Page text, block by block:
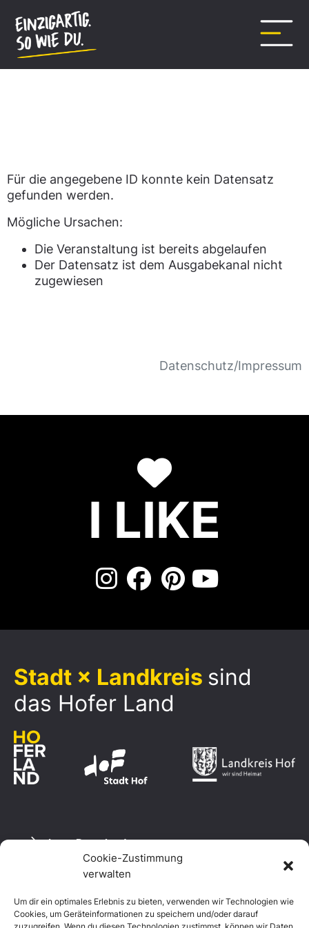
Cookie-Zustimmung
verwalten
Um dir ein optimales Erlebnis zu bieten, verwenden wir Technologien wie
Cookies, um Geräteinformationen zu speichern und/oder darauf
springen
Für die angegebene ID konnte kein Datensatz
gefunden werden.
Mögliche Ursachen:
Die Veranstaltung ist bereits abgelaufen
Der Datensatz ist dem Ausgabekanal nicht
zugewiesen
Datenschutz/Impressum
I LIKE
Stadt × Landkreis sind
das Hofer Land
Logo Download
Datenschutzerklärung
Impressum